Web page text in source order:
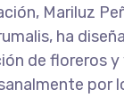
Mariluz
ha
de floreros
por